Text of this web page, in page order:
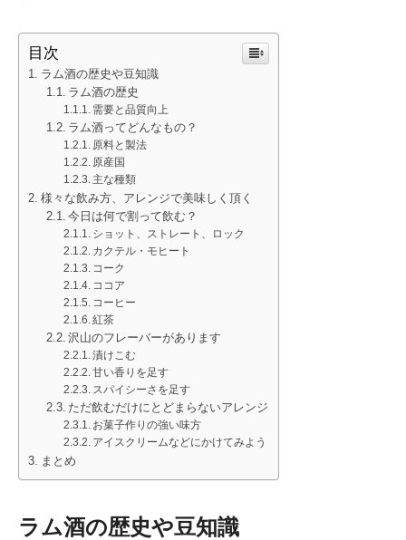
目次
ラム酒の歴史や豆知識
ラム酒の歴史
需要と品質向上
ラム酒ってどんなもの？
原料と製法
原産国
主な種類
様々な飲み方、アレンジで美味しく頂く
今日は何で割って飲む？
ショット、ストレート、ロック
カクテル・モヒート
コーク
ココア
コーヒー
紅茶
沢山のフレーバーがあります
漬けこむ
甘い香りを足す
スパイシーさを足す
ただ飲むだけにとどまらないアレンジ
お菓子作りの強い味方
アイスクリームなどにかけてみよう
まとめ
ラム酒の歴史や豆知識